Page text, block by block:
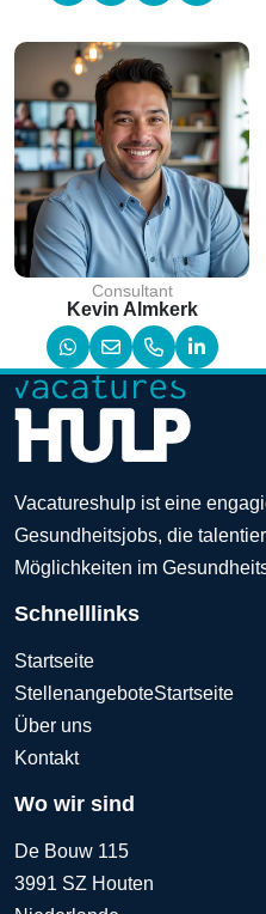
Consultant
Kevin Almkerk
Vacatureshulp ist eine
Gesundheitsjobs, die
Möglichkeiten im
Schnelllinks
Startseite
StellenangeboteStartseite
Über uns
Kontakt
Wo wir sind
De Bouw 115
3991 SZ Houten